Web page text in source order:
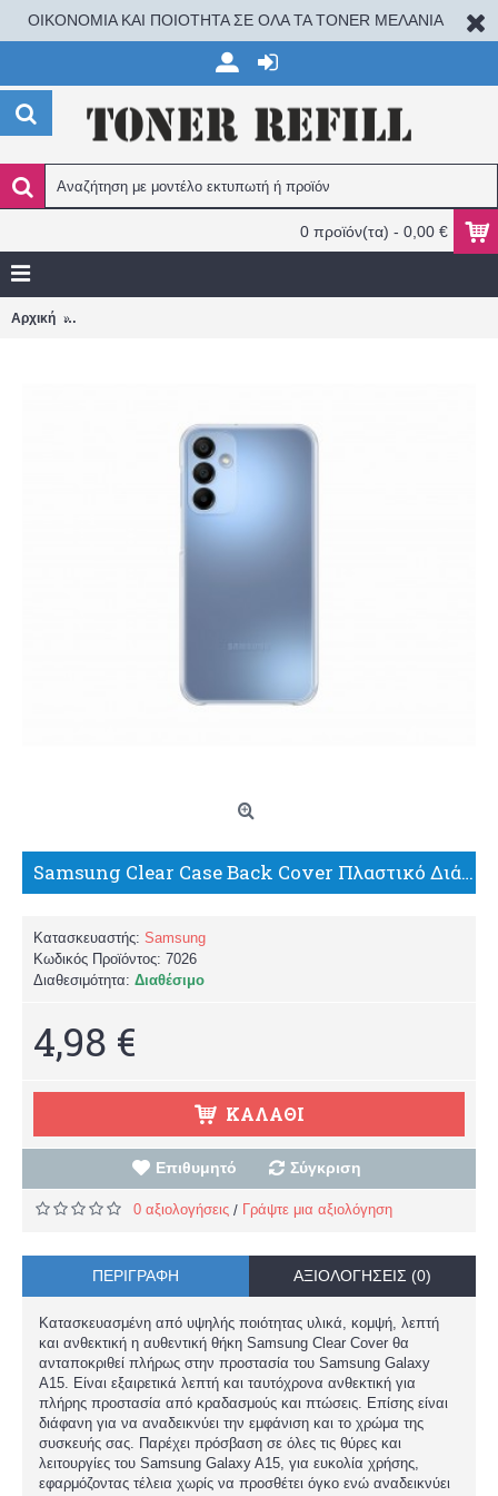
ΟΙΚΟΝΟΜΙΑ ΚΑΙ ΠΟΙΟΤΗΤΑ ΣΕ ΟΛΑ ΤΑ TONER ΜΕΛΑΝΙΑ
0 προϊόν(τα) - 0,00 €
Αρχική
Samsung Clear Case Back Cover Πλαστικό Διάφανο (Samsung Galaxy A15) EF-QA156CTEGWW
Κατασκευαστής: Samsung
Κωδικός Προϊόντος: 7026
Διαθεσιμότητα: Διαθέσιμο
4,98 €
ΚΑΛΆΘΙ
Επιθυμητό Σύγκριση
0 αξιολογήσεις / Γράψτε μια αξιολόγηση
ΠΕΡΙΓΡΑΦΉ ΑΞΙΟΛΟΓΉΣΕΙΣ (0)
Κατασκευασμένη από υψηλής ποιότητας υλικά, κομψή, λεπτή
και ανθεκτική η αυθεντική θήκη Samsung Clear Cover θα
ανταποκριθεί πλήρως στην προστασία του Samsung Galaxy
A15. Είναι εξαιρετικά λεπτή και ταυτόχρονα ανθεκτική για
πλήρης προστασία από κραδασμούς και πτώσεις. Επίσης είναι
διάφανη για να αναδεικνύει την εμφάνιση και το χρώμα της
συσκευής σας. Παρέχει πρόσβαση σε όλες τις θύρες και
λειτουργίες του Samsung Galaxy A15, για ευκολία χρήσης,
εφαρμόζοντας τέλεια χωρίς να προσθέτει όγκο ενώ αναδεικνύει